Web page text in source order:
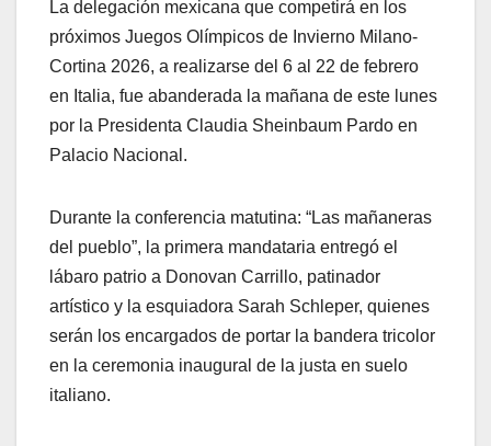
La delegación mexicana que competirá en los
próximos Juegos Olímpicos de Invierno Milano-
Cortina 2026, a realizarse del 6 al 22 de febrero
en Italia, fue abanderada la mañana de este lunes
por la Presidenta Claudia Sheinbaum Pardo en
Palacio Nacional.
Durante la conferencia matutina: “Las mañaneras
del pueblo”, la primera mandataria entregó el
lábaro patrio a Donovan Carrillo, patinador
artístico y la esquiadora Sarah Schleper, quienes
serán los encargados de portar la bandera tricolor
en la ceremonia inaugural de la justa en suelo
italiano.